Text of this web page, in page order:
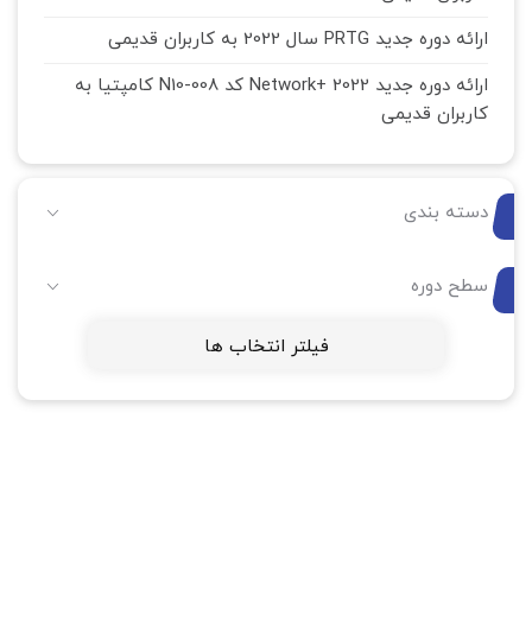
ارائه دوره جدید PRTG سال 2022 به کاربران قدیمی
ارائه دوره جدید Network+ 2022 کد N10-008 کامپتیا به
کاربران قدیمی
دسته بندی
سطح دوره
فیلتر انتخاب ها